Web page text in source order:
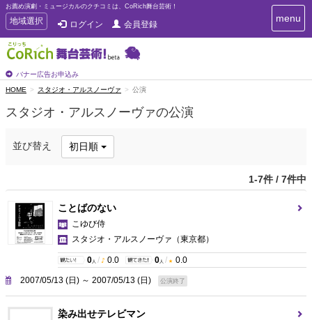
お薦め演劇・ミュージカルのクチコミは、CoRich舞台芸術！
T
o
g
g
e
n
v
a
地域選択 ログイン 会員登録
バナー広告お申込み
T
o
t
menu
HOME スタジオ・アルスノーヴァ 公演
スタジオ・アルスノーヴァの公演
並び替え 初日順
1-7件 / 7件中
ことばのない
こゆび侍
スタジオ・アルスノーヴァ （東京都）
0 人 / 0.0 0 人 / 0.0
2007/05/13 (日) ～ 2007/05/13 (日) 公演終了
染み出せテレビマン